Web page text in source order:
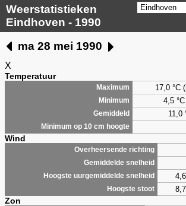
Weerstatistieken
Eindhoven - 1990
ma 28 mei 1990
X
Temperatuur
Maximum 17,0 °C
Minimum 4,5
Gemiddeld 11,0
Minimum op 10 cm hoogte
Wind
Overheersende richting
Gemiddelde snelheid
Hoogste uurgemiddelde snelheid
Hoogste stoot
Zon